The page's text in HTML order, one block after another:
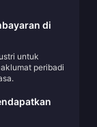
di
untuk
peribadi